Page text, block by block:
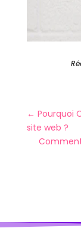
← Pourquoi
site web ?